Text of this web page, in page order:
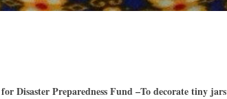
Disaster Preparedness Fund –To decorate tiny jars